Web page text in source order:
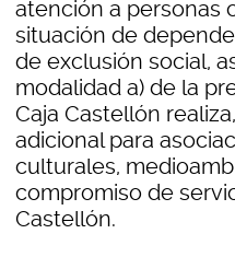
atención a personas
situación de
de exclusión social,
modalidad a) de la
Caja Castellón
adicional para
culturales,
compromiso de
Castellón.